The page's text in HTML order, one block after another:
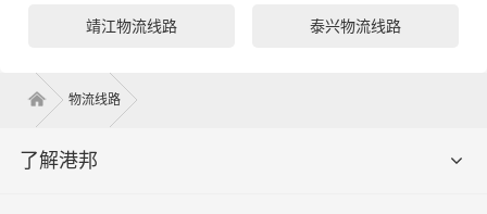
靖江物流线路 泰兴物流线路
物流线路
了解港邦